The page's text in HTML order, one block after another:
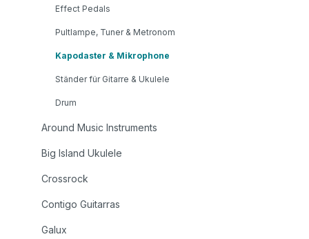
Effect Pedals
Pultlampe, Tuner & Metronom
Kapodaster & Mikrophone
Ständer für Gitarre & Ukulele
Drum
Around Music Instruments
Big Island Ukulele
Crossrock
Contigo Guitarras
Galux